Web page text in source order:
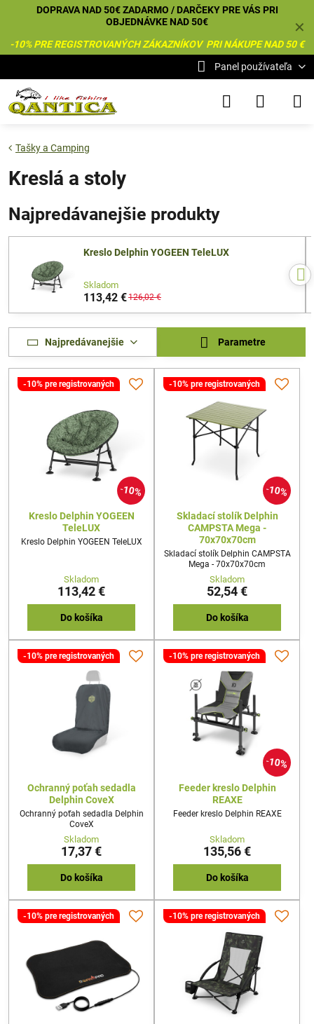
✕
DOPRAVA NAD 50€ ZADARMO / DARČEKY PRE VÁS PRI
OBJEDNÁVKE NAD 50€
-10% PRE REGISTROVANÝCH ZÁKAZNÍKOV PRI NÁKUPE NAD 50 €
Panel používateľa
Tašky a Camping
Kreslá a stoly
Najpredávanejšie produkty
Kreslo Delphin YOGEEN TeleLUX
Skladom
113,42 €126,02 €
Najpredávanejšie Parametre
10%
-10% pre registrovaných
Kreslo Delphin YOGEEN
TeleLUX
Kreslo Delphin YOGEEN TeleLUX
Skladom
113,42 €
Do košíka
10%
-10% pre registrovaných
Skladací stolík Delphin
CAMPSTA Mega -
70x70x70cm
Skladací stolík Delphin CAMPSTA
Mega - 70x70x70cm
Skladom
52,54 €
Do košíka
-10% pre registrovaných
Ochranný poťah sedadla
Delphin CoveX
Ochranný poťah sedadla Delphin
CoveX
Skladom
17,37 €
Do košíka
10%
-10% pre registrovaných
Feeder kreslo Delphin
REAXE
Feeder kreslo Delphin REAXE
Skladom
135,56 €
Do košíka
-10% pre registrovaných -10% pre registrovaných